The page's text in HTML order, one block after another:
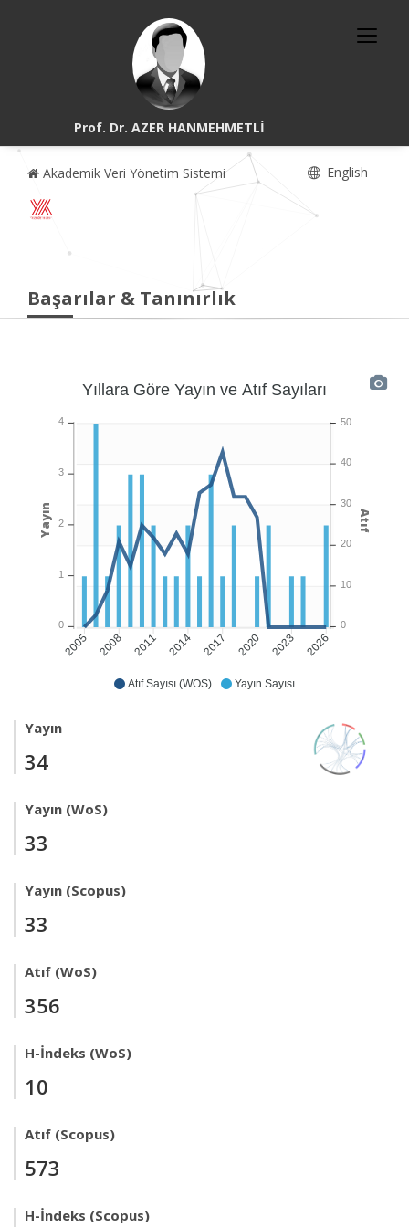
Prof. Dr. AZER HANMEHMETLİ
Akademik Veri Yönetim Sistemi English
Başarılar & Tanınırlık
Atıf Sayısı (WOS) Yayın Sayısı
2005 2008 2011 2014 2017 2020 2023 2026
Yıllara Göre Yayın ve Atıf Sayıları
50
40
30
20
10
0
Atıf
4
3
2
1
0
Yayın
Yayın
34
Yayın (WoS)
33
Yayın (Scopus)
33
Atıf (WoS)
356
H-İndeks (WoS)
10
Atıf (Scopus)
573
H-İndeks (Scopus)